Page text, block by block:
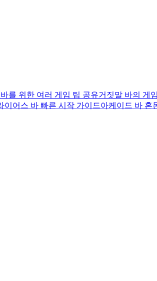
를 위한 여러 게임 팁 공유거짓말 바의 게
이어스 바 빠른 시작 가이드아케이드 바 혼